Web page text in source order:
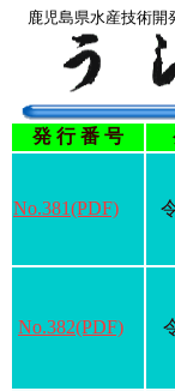
発 行 番 号
No.381(PDF)
No.382(PDF)
鹿児島県水産技術